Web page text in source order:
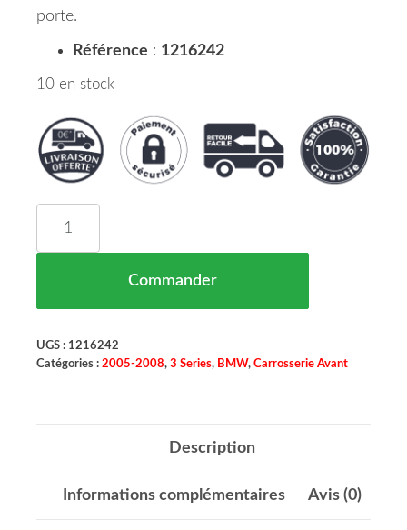
porte.
Référence : 1216242
10 en stock
Commander
UGS : 1216242
Catégories : 2005-2008, 3 Series, BMW, Carrosserie Avant
Description
Informations complémentaires Avis (0)